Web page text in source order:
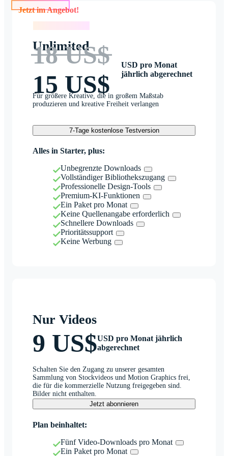
Jetzt im Angebot!
Unlimited
18 US$
15 US$
USD pro Monat
jährlich abgerechnet
Für größere Kreative, die in großem Maßstab
produzieren und kreative Freiheit verlangen
7-Tage kostenlose Testversion
Alles in Starter, plus:
Unbegrenzte Downloads
Vollständiger Bibliothekszugang
Professionelle Design-Tools
Premium-KI-Funktionen
Ein Paket pro Monat
Keine Quellenangabe erforderlich
Schnellere Downloads
Prioritätssupport
Keine Werbung
Nur Videos
9 US$USD pro Monat jährlich
abgerechnet
Schalten Sie den Zugang zu unserer gesamten
Sammlung von Stockvideos und Motion Graphics frei,
die für die kommerzielle Nutzung freigegeben sind.
Bilder nicht enthalten.
Jetzt abonnieren
Plan beinhaltet:
Fünf Video-Downloads pro Monat
Ein Paket pro Monat